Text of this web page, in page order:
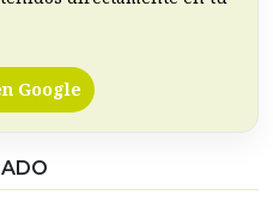
Google